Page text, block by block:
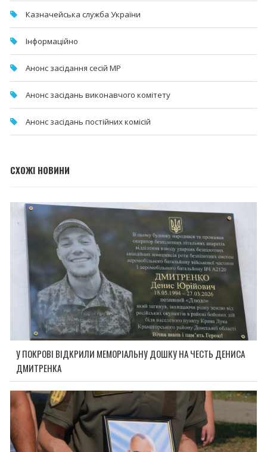
Казначейська служба України
Інформаційно
Анонс засідання сесій МР
Анонс засідань виконавчого комітету
Анонс засідань постійних комісій
СХОЖІ НОВИНИ
У ПОКРОВІ ВІДКРИЛИ МЕМОРІАЛЬНУ ДОШКУ НА ЧЕСТЬ ДЕНИСА
ДМИТРЕНКА